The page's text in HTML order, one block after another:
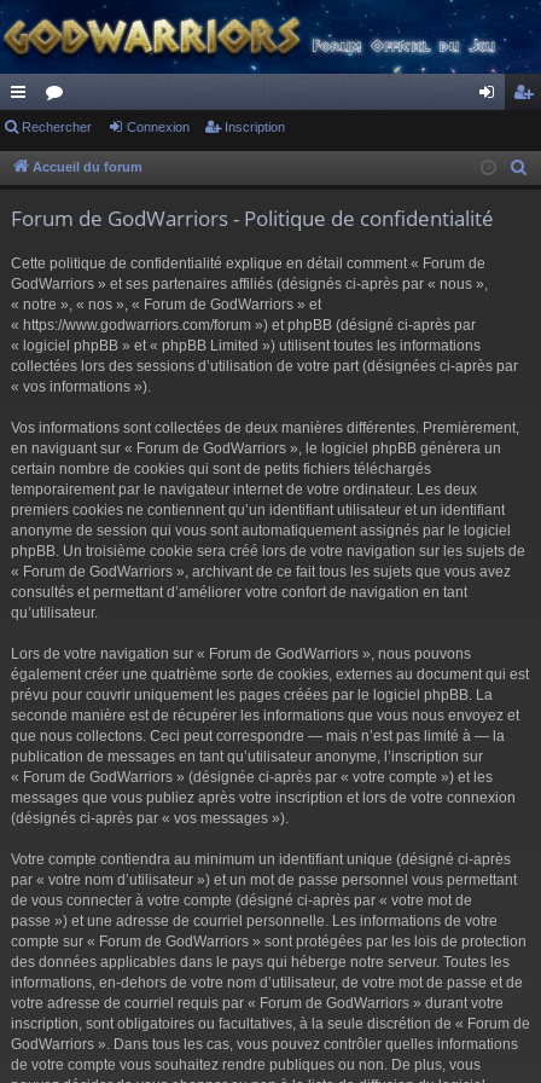
ac
co
s
or
u ne cri
Rechercher Connexion Inscription
Accueil du forum
Forum de GodWarriors - Politique de confidentialité
Cette politique de confidentialité explique en détail comment « Forum de
GodWarriors » et ses partenaires affiliés (désignés ci-après par « nous »,
« notre », « nos », « Forum de GodWarriors » et
« https://www.godwarriors.com/forum ») et phpBB (désigné ci-après par
« logiciel phpBB » et « phpBB Limited ») utilisent toutes les informations
collectées lors des sessions d’utilisation de votre part (désignées ci-après par
« vos informations »).
Vos informations sont collectées de deux manières différentes. Premièrement,
en naviguant sur « Forum de GodWarriors », le logiciel phpBB génèrera un
certain nombre de cookies qui sont de petits fichiers téléchargés
temporairement par le navigateur internet de votre ordinateur. Les deux
premiers cookies ne contiennent qu’un identifiant utilisateur et un identifiant
anonyme de session qui vous sont automatiquement assignés par le logiciel
phpBB. Un troisième cookie sera créé lors de votre navigation sur les sujets de
« Forum de GodWarriors », archivant de ce fait tous les sujets que vous avez
consultés et permettant d’améliorer votre confort de navigation en tant
qu’utilisateur.
Lors de votre navigation sur « Forum de GodWarriors », nous pouvons
également créer une quatrième sorte de cookies, externes au document qui est
prévu pour couvrir uniquement les pages créées par le logiciel phpBB. La
seconde manière est de récupérer les informations que vous nous envoyez et
que nous collectons. Ceci peut correspondre — mais n’est pas limité à — la
publication de messages en tant qu’utilisateur anonyme, l’inscription sur
« Forum de GodWarriors » (désignée ci-après par « votre compte ») et les
messages que vous publiez après votre inscription et lors de votre connexion
(désignés ci-après par « vos messages »).
Votre compte contiendra au minimum un identifiant unique (désigné ci-après
par « votre nom d’utilisateur ») et un mot de passe personnel vous permettant
de vous connecter à votre compte (désigné ci-après par « votre mot de
passe ») et une adresse de courriel personnelle. Les informations de votre
compte sur « Forum de GodWarriors » sont protégées par les lois de protection
des données applicables dans le pays qui héberge notre serveur. Toutes les
informations, en-dehors de votre nom d’utilisateur, de votre mot de passe et de
votre adresse de courriel requis par « Forum de GodWarriors » durant votre
inscription, sont obligatoires ou facultatives, à la seule discrétion de « Forum de
GodWarriors ». Dans tous les cas, vous pouvez contrôler quelles informations
de votre compte vous souhaitez rendre publiques ou non. De plus, vous